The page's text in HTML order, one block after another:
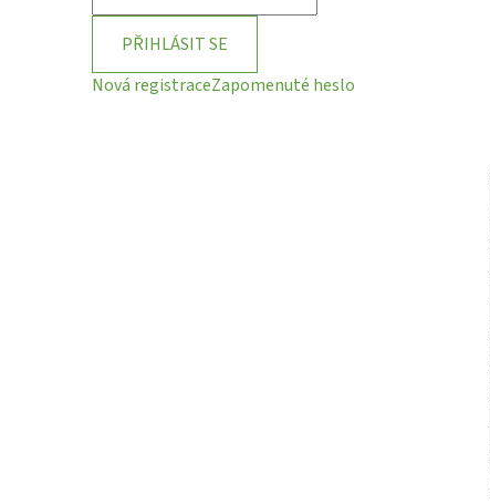
PŘIHLÁSIT SE
Nová registraceZapomenuté heslo